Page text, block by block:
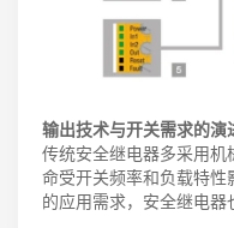
输出技术与开关需求的演
传统安全继电器多采用
命受开关频率和负载特
的应用需求，安全继电器